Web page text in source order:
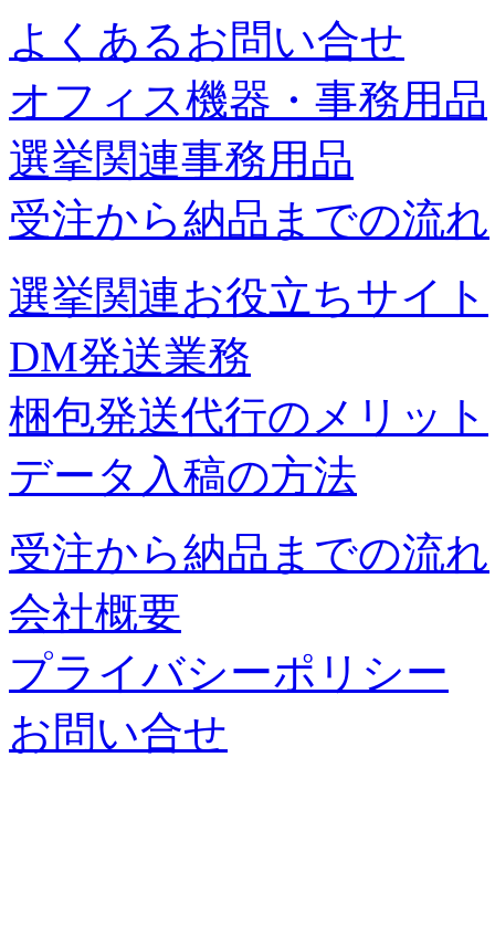
よくあるお問い合せ
オフィス機器・事務用品
選挙関連事務用品
受注から納品までの流れ
選挙関連お役立ちサイト
DM発送業務
梱包発送代行のメリット
データ入稿の方法
受注から納品までの流れ
会社概要
プライバシーポリシー
お問い合せ